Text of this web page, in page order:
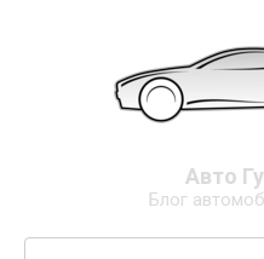
Авто
Блог
Поиск: